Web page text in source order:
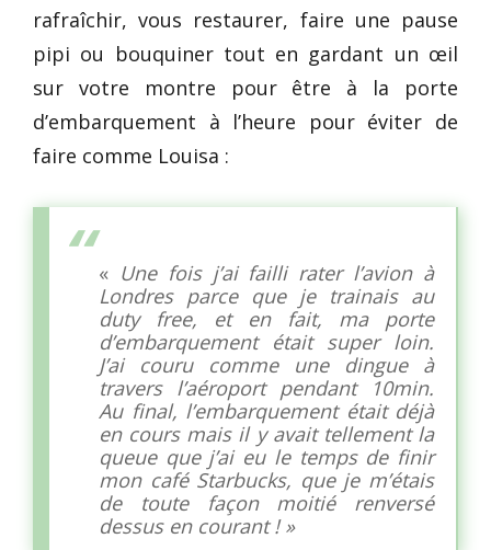
rafraîchir, vous restaurer, faire une pause
pipi ou bouquiner tout en gardant un œil
sur votre montre pour être à la porte
d’embarquement à l’heure pour éviter de
faire comme Louisa :
« Une fois j’ai failli rater l’avion à
Londres parce que je trainais au
duty free, et en fait, ma porte
d’embarquement était super loin.
J’ai couru comme une dingue à
travers l’aéroport pendant 10min.
Au final, l’embarquement était déjà
en cours mais il y avait tellement la
queue que j’ai eu le temps de finir
mon café Starbucks, que je m’étais
de toute façon moitié renversé
dessus en courant ! »